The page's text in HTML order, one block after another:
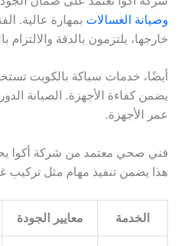
وصيانة الغسالات بمهارة عالية.
خارجها، يلتزمون بالدقة والالتزام
أيضًا، خدمات سباكة بالكويت
يضمن كفاءة الأجهزة. الصيانة
عمر الأجهزة.
فني صحي معتمد من شركة أكوا
هذا يضمن تنفيذ مهام مثل تركيب
الخدمة معايير الجودة